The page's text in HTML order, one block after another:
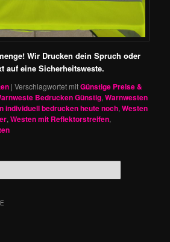
Wir Drucken dein Spruch oder
auf eine Sicherheitsweste.
|Verschlagwortet mitGünstige Preise &
Bedrucken Günstig,Warnwesten
individuell bedrucken heute noch,Westen
,Westen mit Reflektorstreifen,